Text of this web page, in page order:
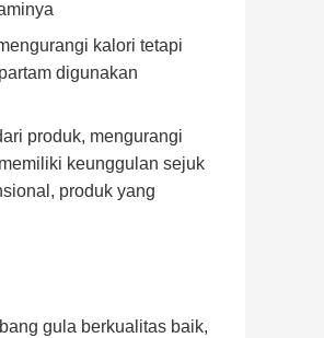
kalori tetapi
digunakan
produk, mengurangi
keunggulan sejuk
produk yang
gula berkualitas baik,